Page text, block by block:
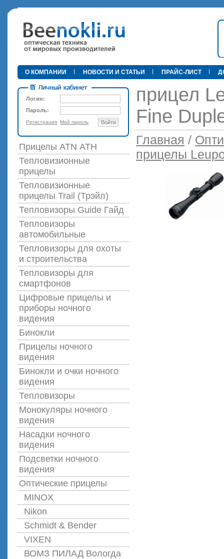
•
89 000
О КОМПАНИИ НОВОСТИ И СТАТЬИ ПРАЙС-ЛИСТ
Логин:
Пароль:
Регистрация Мой пароль Войти
Прицелы ATN АТН
Тепловизионные
прицелы
Тепловизионные
прицелы Trail (Трэйл)
Тепловизоры Guide Гайд
Тепловизоры
автомобильные
Тепловизоры для охоты
и строительства
Тепловизоры для
смартфонов
Цифровые прицелы и
приборы ночного
видения
Бинокли
Прицелы ночного
видения
Бинокли и очки ночного
видения
Тепловизоры
Монокуляры ночного
видения
Насадки ночного
видения
Подсветки ночного
видения
Оптические прицелы
MINOX
Nikon
Schmidt & Bender
VIXEN
ВОМЗ ПИЛАД Вологда
прицел
Fine
Главная /
прицелы